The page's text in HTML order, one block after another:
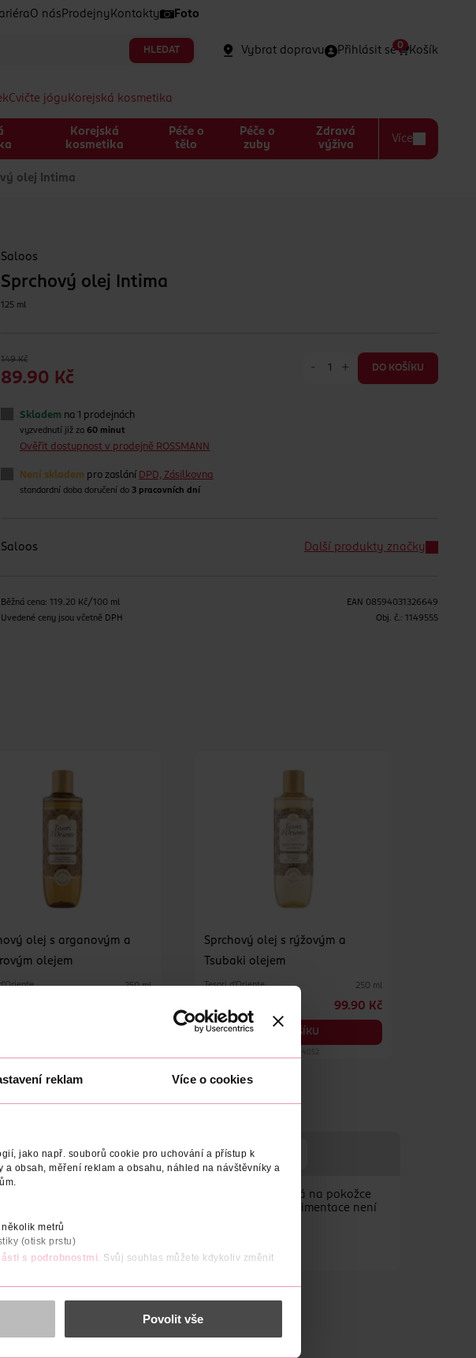
reklam Více o cookies
jako např. souborů cookie pro uchování a přístup k
obsah, měření reklam a obsahu, náhled na návštěvníky a
metrů
(otisk prstu)
s podrobnostmi . Svůj souhlas můžete kdykoliv změnit
které mohou nést osobní údaje.
Povolit vše
O nás Prodejny Kontakty Foto
HLEDAT Vybrat dopravu Přihlásit se Košík
0
Cvičte jógu Korejská kosmetika
Korejská
kosmetika
Péče o
tělo
Péče o
zuby
Zdravá
výživa
Více
olej Intima
Saloos
Sprchový olej Intima
125 ml
149 Kč
89.90 Kč
- + DO KOŠÍKU
Skladem na 1 prodejnách
vyzvednutí již za60 minut
Ověřit dostupnost v prodejně ROSSMANN
Není skladem pro zaslání DPD, Zásilkovna
standardní doba doručení do 3 pracovních dní
Saloos Další produkty značky
Běžná cena: 119.20 Kč/100 ml
Uvedené ceny jsou včetně DPH
EAN 08594031326649
Obj. č.: 1149555
olej s arganovým a
olejem
250 ml
Sprchový olej s rýžovým a
Tsubaki olejem
Tesori d'Oriente 250 ml
99.90 Kč
DO KOŠÍKU
Obj. č.: 1004052
DODAVATELE ADRESA VÝROBCE/DODAVATELE
intimních partií (možno i sedací koupele). Zanechává na pokožce
také na problematickou pokožku. Případná sedimentace není